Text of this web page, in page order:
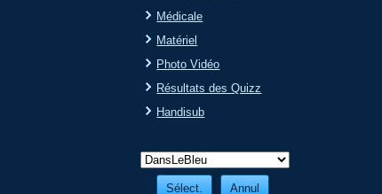
Médicale
Matériel
Photo Vidéo
Résultats des Quizz
Handisub